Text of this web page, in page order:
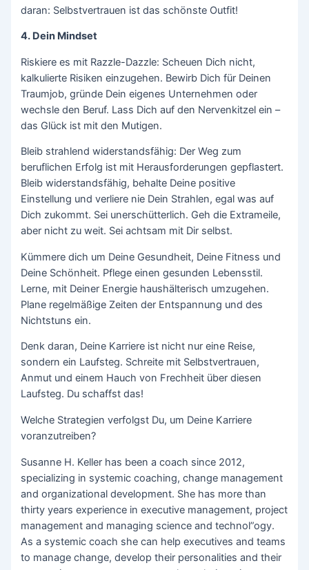
daran: Selbstvertrauen ist das schönste Outfit!
4. Dein Mindset
Riskiere es mit Razzle-Dazzle: Scheuen Dich nicht,
kalkulierte Risiken einzugehen. Bewirb Dich für Deinen
Traumjob, gründe Dein eigenes Unternehmen oder
wechsle den Beruf. Lass Dich auf den Nervenkitzel ein –
das Glück ist mit den Mutigen.
Bleib strahlend widerstandsfähig: Der Weg zum
beruflichen Erfolg ist mit Herausforderungen gepflastert.
Bleib widerstandsfähig, behalte Deine positive
Einstellung und verliere nie Dein Strahlen, egal was auf
Dich zukommt. Sei unerschütterlich. Geh die Extrameile,
aber nicht zu weit. Sei achtsam mit Dir selbst.
Kümmere dich um Deine Gesundheit, Deine Fitness und
Deine Schönheit. Pflege einen gesunden Lebensstil.
Lerne, mit Deiner Energie haushälterisch umzugehen.
Plane regelmäßige Zeiten der Entspannung und des
Nichtstuns ein.
Denk daran, Deine Karriere ist nicht nur eine Reise,
sondern ein Laufsteg. Schreite mit Selbstvertrauen,
Anmut und einem Hauch von Frechheit über diesen
Laufsteg. Du schaffst das!
Welche Strategien verfolgst Du, um Deine Karriere
voranzutreiben?
Susanne H. Keller has been a coach since 2012,
specializing in systemic coaching, change management
and organizational development. She has more than
thirty years experience in executive management, project
management and managing science and technol”ogy.
As a systemic coach she can help executives and teams
to manage change, develop their personalities and their